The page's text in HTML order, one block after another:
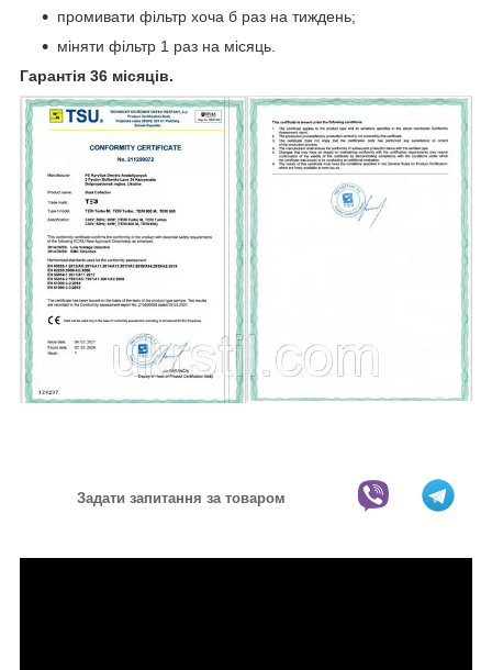
промивати фільтр хоча б раз на тиждень;
міняти фільтр 1 раз на місяць.
Гарантія 36 місяців.
Задати запитання за товаром